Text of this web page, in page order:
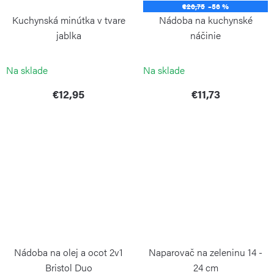
Kuchynská minútka v tvare
jablka
Na sklade
€12,95
€26,75 –56 %
Nádoba na kuchynské
náčinie
Na sklade
€11,73
Nádoba na olej a ocot 2v1
Bristol Duo
Naparovač na zeleninu 14 -
24 cm